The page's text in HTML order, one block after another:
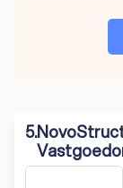
Aanbouw
5.